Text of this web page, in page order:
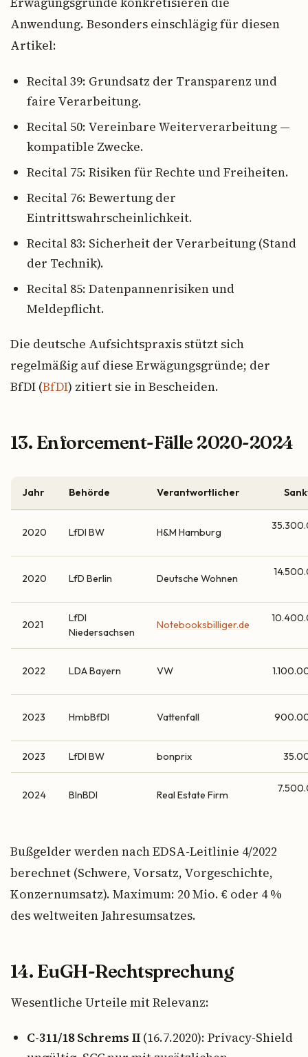
Anwendung. Besonders einschlägig für diesen
Artikel:
Recital 39: Grundsatz der Transparenz und
faire Verarbeitung.
Recital 50: Vereinbare Weiterverarbeitung —
kompatible Zwecke.
Recital 75: Risiken für Rechte und Freiheiten.
Recital 76: Bewertung der
Eintrittswahrscheinlichkeit.
Recital 83: Sicherheit der Verarbeitung (Stand
der Technik).
Recital 85: Datenpannenrisiken und
Meldepflicht.
Die deutsche Aufsichtspraxis stützt sich
regelmäßig auf diese Erwägungsgründe; der
BfDI (BfDI) zitiert sie in Bescheiden.
13. Enforcement-Fälle 2020-2024
Jahr Behörde Verantwortlicher
2020 LfDI BW H&M Hamburg
2020 LfD Berlin Deutsche Wohnen
2021
LfDI
Niedersachsen
Notebooksbilliger.de
2022 LDA Bayern VW
2023 HmbBfDI Vattenfall
2023 LfDI BW bonprix
2024 BlnBDI Real Estate Firm
Bußgelder werden nach EDSA-Leitlinie 4/2022
berechnet (Schwere, Vorsatz, Vorgeschichte,
Konzernumsatz). Maximum: 20 Mio. € oder 4 %
des weltweiten Jahresumsatzes.
14. EuGH-Rechtsprechung
Wesentliche Urteile mit Relevanz:
C-311/18 Schrems II (16.7.2020): Privacy-Shield